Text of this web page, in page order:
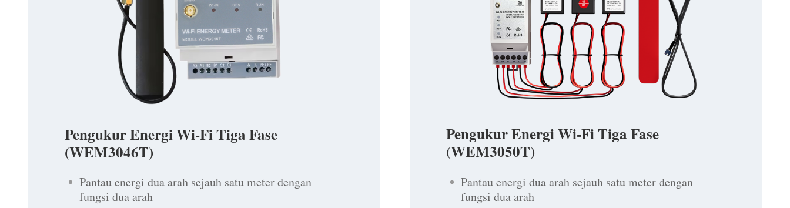
Pengukur Energi Wi-Fi Tiga Fase
(WEM3046T)
Pantau energi dua arah sejauh satu meter dengan
fungsi dua arah
Pengukur Energi Wi-Fi Tiga Fase
(WEM3050T)
Pantau energi dua arah sejauh satu meter dengan
fungsi dua arah